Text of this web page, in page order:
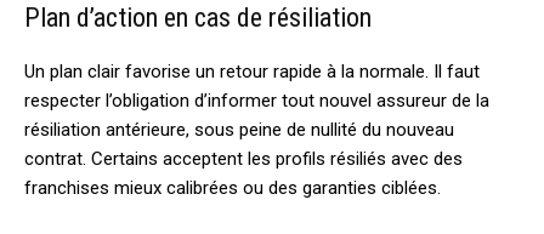
Plan d’action en cas de résiliation
Un plan clair favorise un retour rapide à la normale. Il faut
respecter l’obligation d’informer tout nouvel assureur de la
résiliation antérieure, sous peine de nullité du nouveau
contrat. Certains acceptent les profils résiliés avec des
franchises mieux calibrées ou des garanties ciblées.